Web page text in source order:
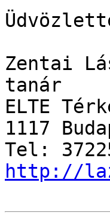
Zentai
tanár
ELTE
1117
http://